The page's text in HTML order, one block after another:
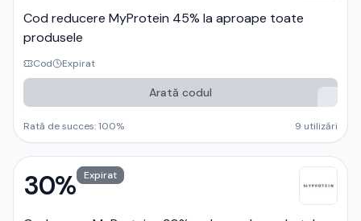
Cod reducere MyProtein 45% la aproape toate
produsele
Cod Expirat
Arată codul
Rată de succes:100% 9 utilizări
30% Expirat